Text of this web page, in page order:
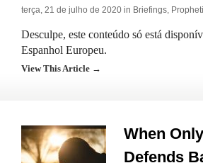
terça, 21 de julho de 2020 in Briefings,
Desculpe, este conteúdo só está
Espanhol Europeu.
View This Article →
When
Defends